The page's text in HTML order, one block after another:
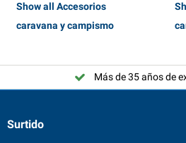
Show all Accesorios
caravana y campismo
Más de 35 años de
Surtido